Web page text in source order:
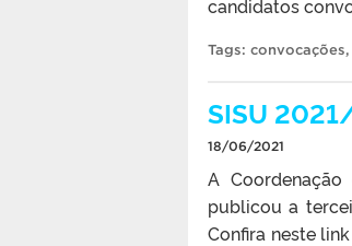
candidatos
Tags: convocações,
SISU
18/06/2021
A
publicou a
Confira neste